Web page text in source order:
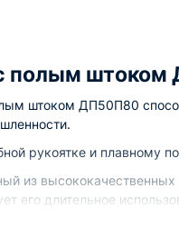
полым
штоком ДП50П80
рукоятке и
из
его длительное
домкрата с